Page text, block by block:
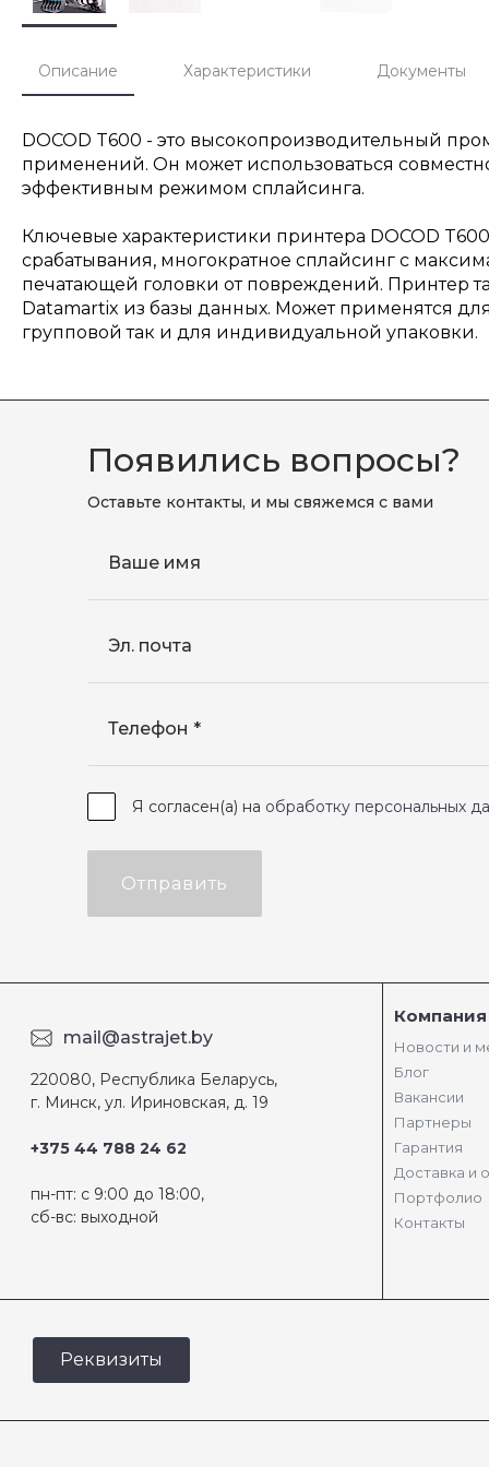
Описание Характеристики Документы
DOCOD T600 - это высокопроизводительный
применений. Он может использоваться
эффективным режимом сплайсинга.
Ключевые характеристики принтера DOCOD
срабатывания, многократное сплайсинг с
печатающей головки от повреждений. Принтер
Datamartix из базы данных. Может применятся
групповой так и для индивидуальной упаковки.
Появились вопросы?
Оставьте контакты, и мы свяжемся с вами
Ваше имя
Эл. почта
Телефон
Я согласен(а) на обработку персональных
Отправить
mail@astrajet.by
220080, Республика Беларусь,
г. Минск, ул. Ириновская, д. 19
+375 44 788 24 62
пн-пт: с 9:00 до 18:00,
сб-вс: выходной
Компания
Новости и
Блог
Вакансии
Партнеры
Гарантия
Доставка и
Портфолио
Контакты
Реквизиты